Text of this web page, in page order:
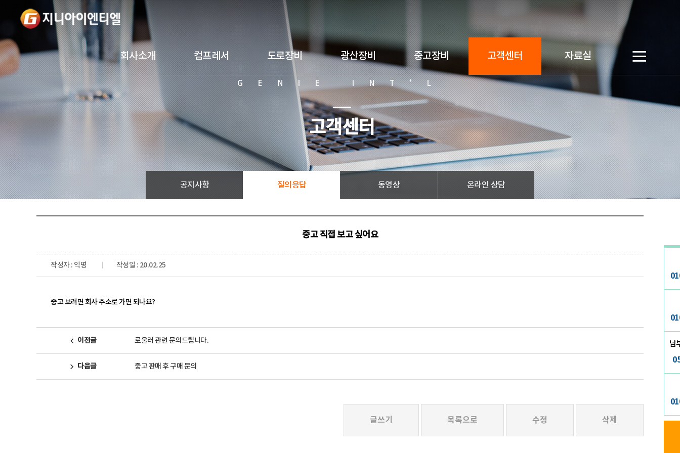
회사소개 컴프레서 도로장비 광산장비 중고장비 고객센터 자료실
남
GENIE INT'L
고객센터
공지사항 질의응답 동영상 온라인 상담
중고 직접 보고 싶어요
작성자 : 익명 작성일 : 20.02.25
중고 보려면 회사 주소로 가면 되나요?
이전글 로울러 관련 문의드립니다.
다음글 중고 판매 후 구매 문의